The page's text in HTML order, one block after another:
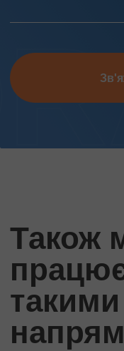
Також
такими